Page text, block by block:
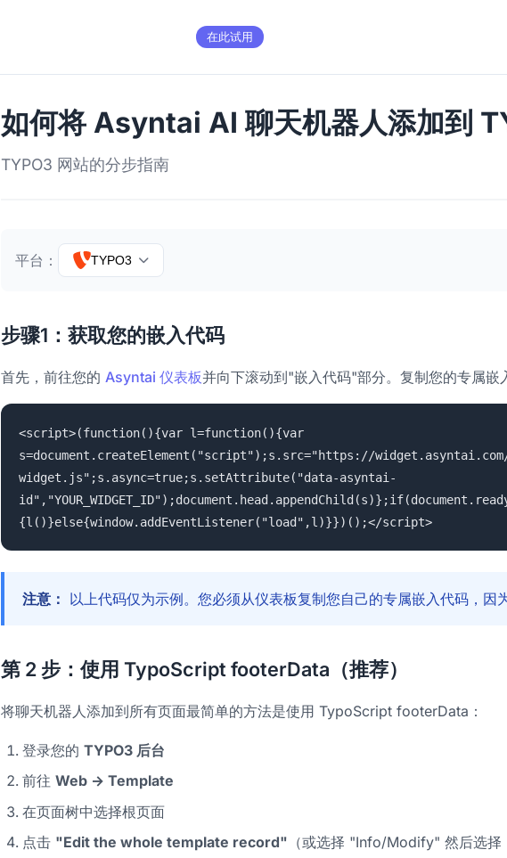
在此试用
如何将 Asyntai AI 聊天机器人添加到
TYPO3 网站的分步指南
平台： TYPO3
步骤1：获取您的嵌入代码
首先，前往您的 Asyntai 仪表板并向下滚动到"嵌入代码"部分。复制您的专属嵌
<script>(function(){var l=function(){var
s=document.createElement("script");s.src="https://
widget.js";s.async=true;s.setAttribute("data-asyntai-
{l()}else{window.addEventListener("load",l)}})();</script>
注意： 以上代码仅为示例。您必须从仪表板复制您自己的专属嵌入代码，因
第 2 步：使用 TypoScript footerData（推荐）
将聊天机器人添加到所有页面最简单的方法是使用 TypoScript footerData：
登录您的 TYPO3 后台
前往 Web → Template
在页面树中选择根页面
点击 "Edit the whole template record" （或选择 "Info/Modify" 然后选择